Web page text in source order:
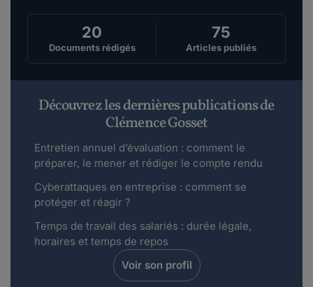
20
Documents rédigés
75
Articles publiés
Découvrez les dernières publications de
Clémence Gosset
Entretien annuel d’évaluation : comment le
préparer, le mener et rédiger le compte rendu
Cyberattaques en entreprise : comment se
protéger et réagir ?
Temps de travail des salariés : durée légale,
horaires et temps de repos
Voir son profil